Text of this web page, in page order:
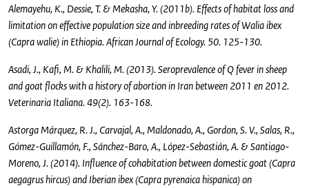
Alemayehu, K., Dessie, T. & Mekasha, Y. (2011b). Effects of habitat loss and
limitation on effective population size and inbreeding rates of Walia ibex
(Capra walie) in Ethiopia. African Journal of Ecology. 50. 125-130.
Asadi, J., Kafi, M. & Khalili, M. (2013). Seroprevalence of Q fever in sheep
and goat flocks with a history of abortion in Iran between 2011 en 2012.
Veterinaria Italiana. 49(2). 163-168.
Astorga Márquez, R. J., Carvajal, A., Maldonado, A., Gordon, S. V., Salas, R.,
Gómez-Guillamón, F., Sánchez-Baro, A., López-Sebastián, A. & Santiago-
Moreno, J. (2014). Influence of cohabitation between domestic goat (Capra
aegagrus hircus) and Iberian ibex (Capra pyrenaica hispanica) on